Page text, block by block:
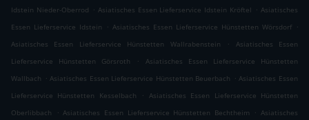
Idstein Nieder-Oberrod . Asiatisches Essen Lieferservice Idstein Kröftel . Asiatisches
Essen Lieferservice Idstein
. Asiatisches Essen Lieferservice Hünstetten Wörsdorf .
Asiatisches Essen Lieferservice Hünstetten Wallrabenstein
.
Asiatisches Essen
Lieferservice Hünstetten Görsroth
.
Asiatisches Essen Lieferservice Hünstetten
Wallbach . Asiatisches Essen Lieferservice Hünstetten Beuerbach . Asiatisches Essen
Lieferservice Hünstetten Kesselbach
. Asiatisches Essen Lieferservice Hünstetten
Oberlibbach
. Asiatisches Essen Lieferservice Hünstetten Bechtheim . Asiatisches